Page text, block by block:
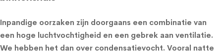
Inpandige oorzaken zijn doorgaans een combinatie van
een hoge luchtvochtigheid en een gebrek aan ventilatie.
We hebben het dan over condensatievocht. Vooral natte